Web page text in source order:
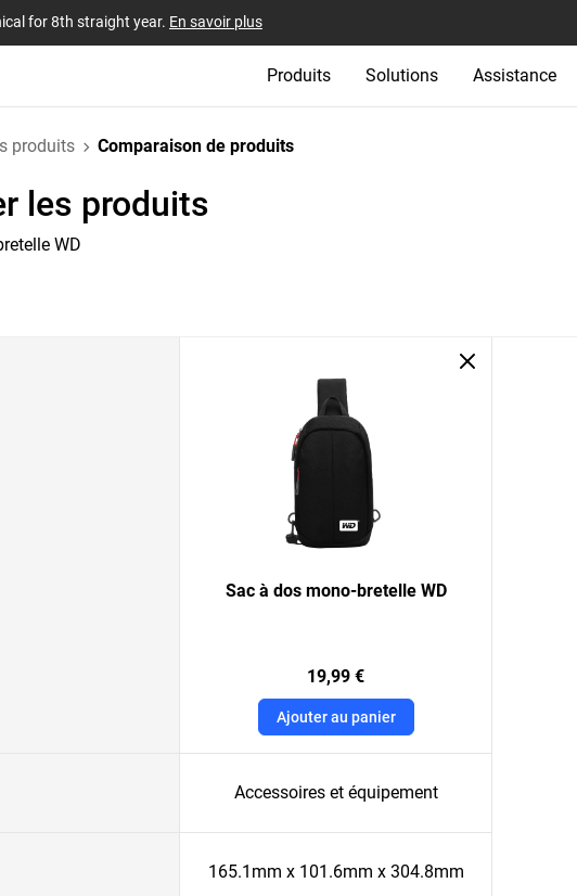
for 8th straight year. En savoir plus
Produits Solutions Assistance
produits Comparaison de produits
les produits
WD
Sac à dos mono-bretelle WD
19,99 €
Ajouter au panier
Accessoires et équipement
165.1mm x 101.6mm x 304.8mm